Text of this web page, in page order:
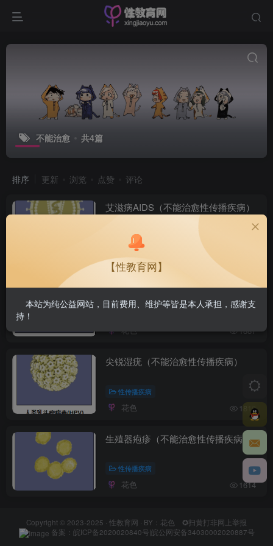
不能治愈 共4篇
排序 更新 浏览 点赞 评论
艾滋病AIDS（不能治愈性传播疾病）
性传播疾病
花色
花色 1887
尖锐湿疣（不能治愈性传播疾病）
性传播疾病
花色 1810
生殖器疱疹（不能治愈性传播疾病）
性传播疾病
花色 1614
Copyright © 2023-2025 · 性教育网 · BY：花色 ✪扫黄打非网上举报
备案： 皖ICP备2020020840号|皖公网安备34030002020887号
【性教育网】
本站为纯公益网站，目前费用、维护等皆是本人承担，感谢支
持！